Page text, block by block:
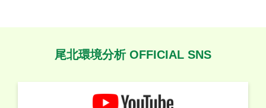
尾北環境分析 OFFICIAL SNS